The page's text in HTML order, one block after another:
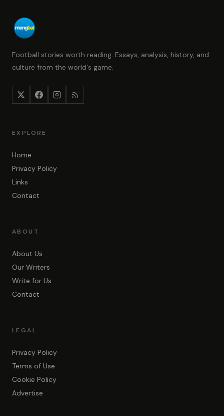
Football stories worth reading. Essays, analysis, history, and
culture from the world's game.
EXPLORE
Home
Privacy Policy
Links
Contact
ABOUT
About Us
Our Writers
Write for Us
Contact
LEGAL
Privacy Policy
Terms of Use
Cookie Policy
Advertise